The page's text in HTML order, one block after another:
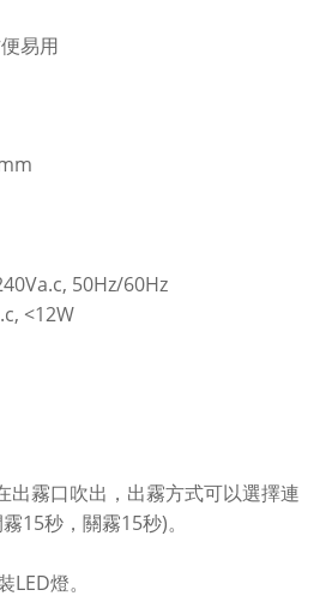
易用
50Hz/60Hz
<12W
出霧口吹出，出霧方式可以選擇連
霧15秒，關霧15秒)。
LED燈。